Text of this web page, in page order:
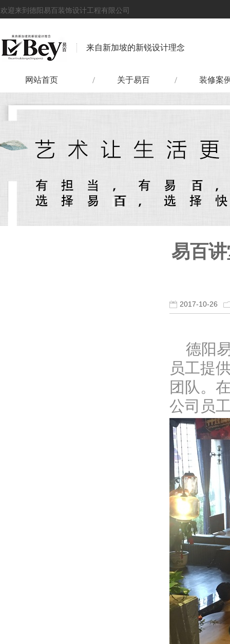
欢迎来到德阳易百装饰设计工程有限公司
来自新加坡的新锐设计理念
网站首页 关于易百 装修案
易百
2017-10-26
德阳
员工提
团队。
公司员